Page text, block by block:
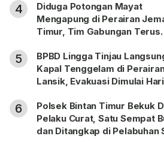
4
Diduga Potongan Mayat
Mengapung di Perairan
Timur, Tim Gabungan Terus
5
BPBD Lingga Tinjau
Kapal Tenggelam di
Lansik, Evakuasi Dimulai
6
Polsek Bintan Timur Bekuk
Pelaku Curat, Satu Sempat
dan Ditangkap di Pelabuhan